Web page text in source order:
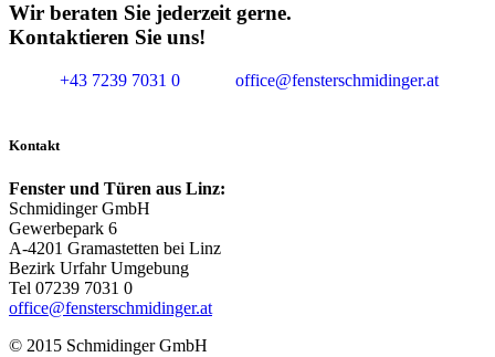
Wir beraten Sie jederzeit gerne.
Kontaktieren Sie uns!
+43 7239 7031 0 office@fensterschmidinger.at
Kontakt
Fenster und Türen aus Linz:
Schmidinger GmbH
Gewerbepark 6
A-4201 Gramastetten bei Linz
Bezirk Urfahr Umgebung
Tel 07239 7031 0
office@fensterschmidinger.at
© 2015 Schmidinger GmbH